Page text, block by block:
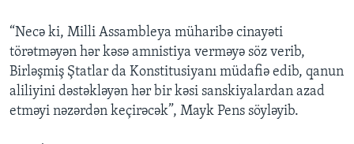
“Necə ki, Milli Assambleya müharibə cinayəti
törətməyən hər kəsə amnistiya verməyə söz verib,
Birləşmiş Ştatlar da Konstitusiyanı müdafiə edib, qanun
aliliyini dəstəkləyən hər bir kəsi sanskiyalardan azad
etməyi nəzərdən keçirəcək”, Mayk Pens söyləyib.